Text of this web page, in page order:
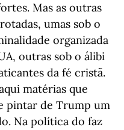
Mas as outras
umas sob o
organizada
outras sob o álibi
da fé cristã.
matérias que
pintar de Trump um
Na política do faz